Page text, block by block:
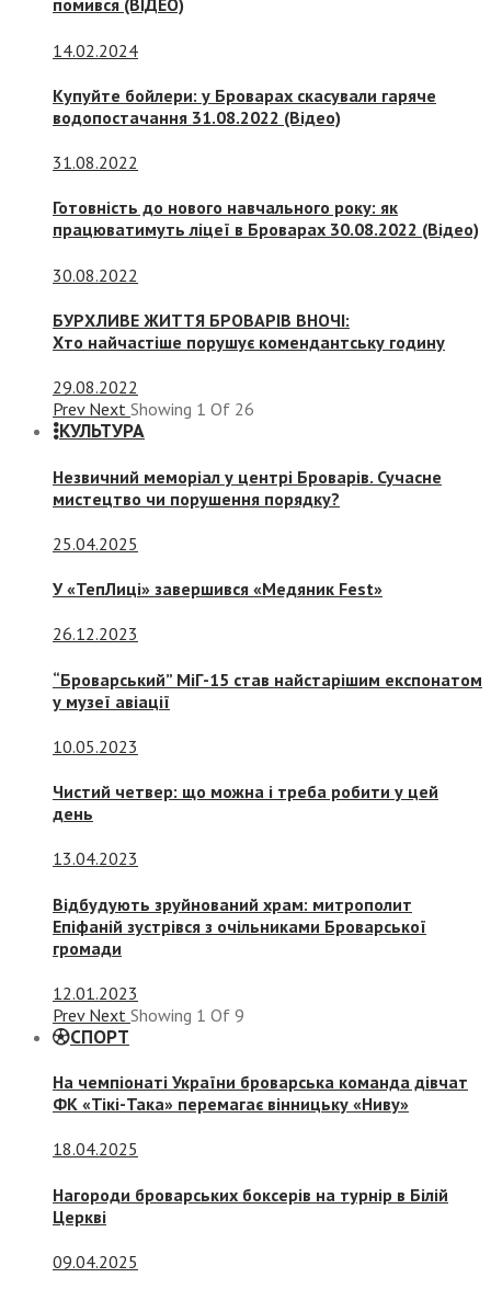
помився (ВІДЕО)
14.02.2024
Купуйте бойлери: у Броварах скасували гаряче
водопостачання 31.08.2022 (Відео)
31.08.2022
Готовність до нового навчального року: як
працюватимуть ліцеї в Броварах 30.08.2022 (Відео)
30.08.2022
БУРХЛИВЕ ЖИТТЯ БРОВАРІВ ВНОЧІ:
Хто найчастіше порушує комендантську годину
29.08.2022
Prev Next Showing 1 Of 26
КУЛЬТУРА
Незвичний меморіал у центрі Броварів. Сучасне
мистецтво чи порушення порядку?
25.04.2025
У «ТепЛиці» завершився «Медяник Fest»
26.12.2023
“Броварський” МіГ-15 став найстарішим експонатом
у музеї авіації
10.05.2023
Чистий четвер: що можна і треба робити у цей
день
13.04.2023
Відбудують зруйнований храм: митрополит
Епіфаній зустрівся з очільниками Броварської
громади
12.01.2023
Prev Next Showing 1 Of 9
СПОРТ
На чемпіонаті України броварська команда дівчат
ФК «Тікі-Така» перемагає вінницьку «Ниву»
18.04.2025
Нагороди броварських боксерів на турнір в Білій
Церкві
09.04.2025